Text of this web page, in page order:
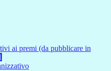
ai premi (da pubblicare in